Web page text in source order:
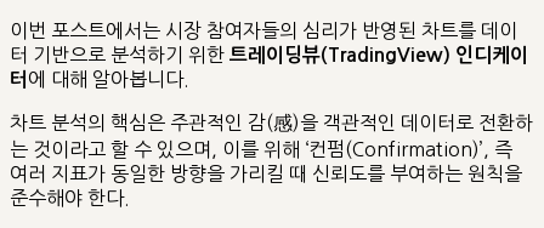
이번 포스트에서는 시장 참여자들의 심리가 반영된 차트를 데이
터 기반으로 분석하기 위한 트레이딩뷰(TradingView) 인디케이
터 에 대해 알아봅니다.
차트 분석의 핵심은 주관적인 감(感)을 객관적인 데이터로 전환하
는 것이라고 할 수 있으며, 이를 위해 ‘컨펌(Confirmation)’, 즉
여러 지표가 동일한 방향을 가리킬 때 신뢰도를 부여하는 원칙을
준수해야 한다.